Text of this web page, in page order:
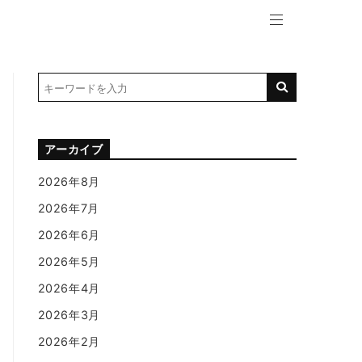
アーカイブ
2026年8月
2026年7月
2026年6月
2026年5月
2026年4月
2026年3月
2026年2月